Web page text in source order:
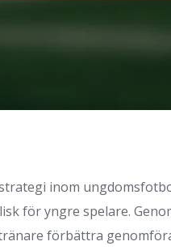
inom
för yngre spelare.
förbättra